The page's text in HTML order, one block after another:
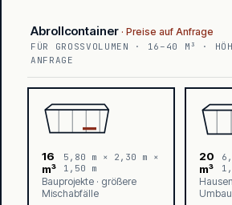
Abrollcontainer
FÜR GROSSVOLUMEN · 16–40 M³ ·
NFRAGE
16
m³
5,80 m × 2,30 m ×
1,50 m
Bauprojekte · größere
Mischabfälle
20
m³
Umbau